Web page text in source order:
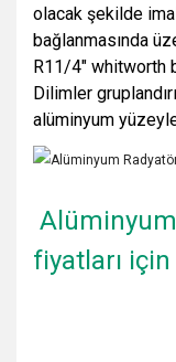
olacak şekilde
bağlanmasında
R11/4″ whitworth
Dilimler
alüminyum
fiyatları için